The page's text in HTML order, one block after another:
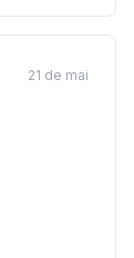
21 de mai